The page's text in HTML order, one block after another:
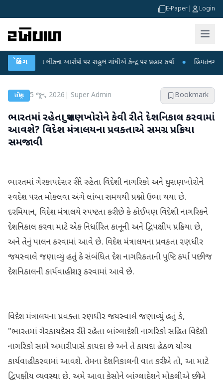
E-Paper Login
બ્રેકિંગ
પરીક્ષા લીકના આરોપો પર રાહુલ ગાંધીએ કેન્દ્ર પર પ્રહાર કર્યા ● હિંમતનગરમાં
રાષ્ટ્રીય 5 જૂન, 2026 Super Admin Bookmark
ભારતમાં રહેતા ઘુસણખોરોને કેવી રીતે દેશનિકાલ કરવામાં
આવશે? વિદેશ મંત્રાલયના પ્રવક્તાએ સમગ્ર પ્રક્રિયા
સમજાવી
ભારતમાં ગેરકાયદેસર રીતે રહેતા વિદેશી નાગરિકો અને ઘુસણખોરોને
સ્વદેશ પરત મોકલવા અંગે લાંબા સમયથી પ્રશ્નો ઉભા થયા છે.
દરમિયાન, વિદેશ મંત્રાલયે સ્પષ્ટતા કરી છે કે કોઈપણ વિદેશી નાગરિકને
દેશનિકાલ કરવા માટે એક નિર્ધારિત કાનૂની અને દ્વિપક્ષીય પ્રક્રિયા છે,
અને તેનું પાલન કરવામાં આવે છે. વિદેશ મંત્રાલયના પ્રવક્તા રણધીર
જયસ્વાલે જણાવ્યું હતું કે સંબંધિત દેશ નાગરિકતાની પુષ્ટિ કર્યા પછી જ
દેશનિકાલની કાર્યવાહી શરૂ કરવામાં આવે છે.
વિદેશ મંત્રાલયના પ્રવક્તા રણધીર જયસ્વાલે જણાવ્યું હતું કે,
"ભારતમાં ગેરકાયદેસર રીતે રહેતા બાંગ્લાદેશી નાગરિકો સહિત વિદેશી
નાગરિકો સામે અમારી પાસે કાયદા છે અને તે કાયદા હેઠળ યોગ્ય
કાર્યવાહી કરવામાં આવશે. તેમના દેશનિકાલની વાત કરીએ તો, આ માટે
દ્વિપક્ષીય વ્યવસ્થા છે. અમે આવા કેસોને બાંગ્લાદેશને મોકલીએ છીએ